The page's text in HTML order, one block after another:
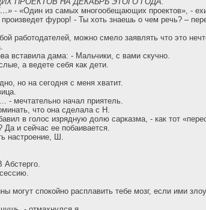
- «Один из самых многообещающих проектов», -
фурор! - Ты хоть знаешь о чем речь? –
работодателей, можно смело заявлять что это
вставила дама: - Мальчики, с вами скучно.
а ведете себя как дети.
но на сегодня с меня хватит.
- мечтательно начал приятель.
что она сделала с Н.
в голос изрядную долю сарказма, - как тот
и сейчас ее побаивается.
настроение, Ш.
Абстерго.
могут спокойно расплавить тебе мозг, если ими